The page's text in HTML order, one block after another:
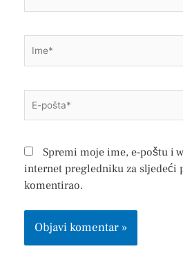
pošta*
Spremi moje ime, e-poštu i
internet pregledniku za sljedeći
komentirao.